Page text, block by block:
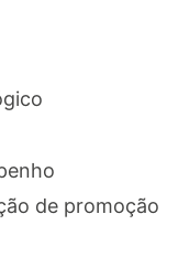
de promoção